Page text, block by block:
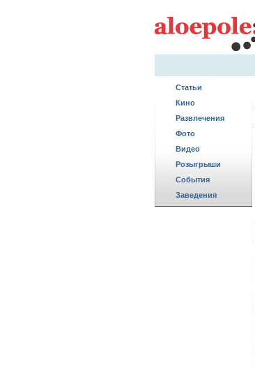
Статьи
Кино
Развлечения
Фото
Видео
Розыгрыши
События
Заведения